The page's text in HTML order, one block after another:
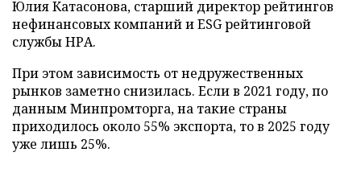
Юлия Катасонова, старший директор рейтингов
нефинансовых компаний и ESG рейтинговой
службы НРА.
При этом зависимость от недружественных
рынков заметно снизилась. Если в 2021 году, по
данным Минпромторга, на такие страны
приходилось около 55% экспорта, то в 2025 году
уже лишь 25%.